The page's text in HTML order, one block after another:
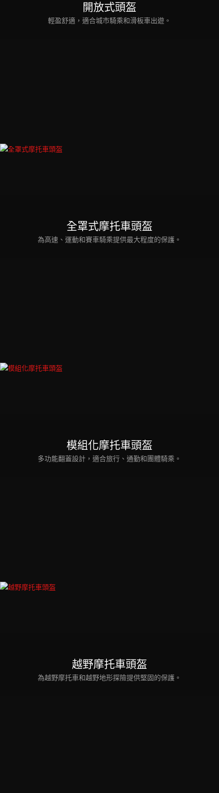
開放式頭盔
輕盈舒適，適合城市騎乘和滑板車出遊。
全罩式摩托車頭盔
為高速、運動和賽車騎乘提供最大程度的保護。
模組化摩托車頭盔
多功能翻蓋設計，適合旅行、通勤和團體騎乘。
越野摩托車頭盔
為越野摩托車和越野地形探險提供堅固的保護。